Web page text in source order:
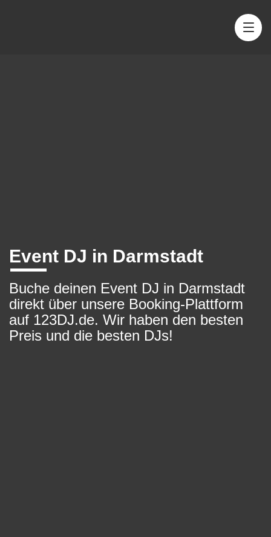
Event DJ in Darmstadt
Buche deinen Event DJ in Darmstadt
direkt über unsere Booking-Plattform
auf 123DJ.de. Wir haben den besten
Preis und die besten DJs!